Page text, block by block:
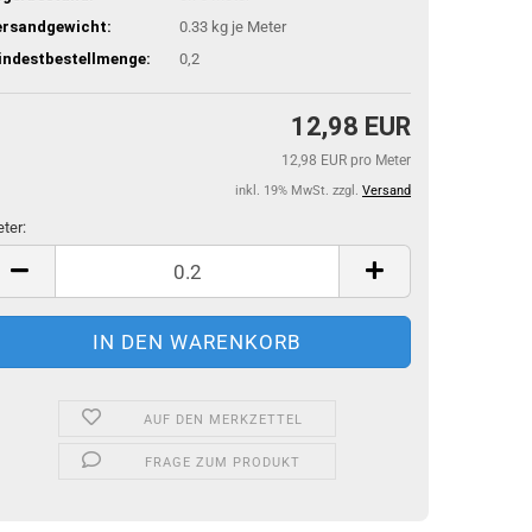
0.33 kg je Meter
0,2
12,98 EUR
12,98 EUR pro Meter
inkl. 19% MwSt. zzgl. Versand
AUF DEN MERKZETTEL
FRAGE ZUM PRODUKT